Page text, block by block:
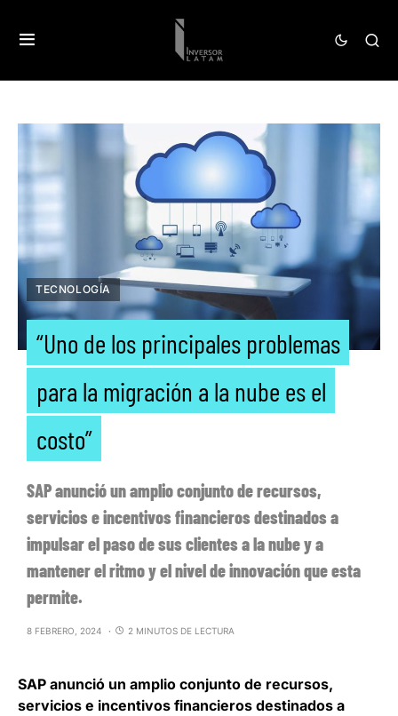
TECNOLOGÍA
“Uno de los principales problemas
para la migración a la nube es el
costo”
SAP anunció un amplio conjunto de recursos,
servicios e incentivos financieros destinados a
impulsar el paso de sus clientes a la nube y a
mantener el ritmo y el nivel de innovación que esta
permite.
8 FEBRERO, 2024 2 MINUTOS DE LECTURA
SAP anunció un amplio conjunto de recursos,
servicios e incentivos financieros destinados a